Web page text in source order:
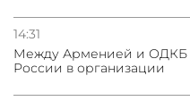
14:31
Между Арменией и ОДКБ
России в организации